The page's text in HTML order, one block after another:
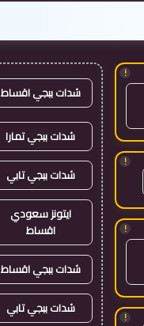
!
!
!
!
شدات ببجي اقساط
شدات ببجي تمارا
شدات ببجي تابي
ايتونز سعودي
اقساط
شدات ببجي اقساط
شدات ببجي تابي